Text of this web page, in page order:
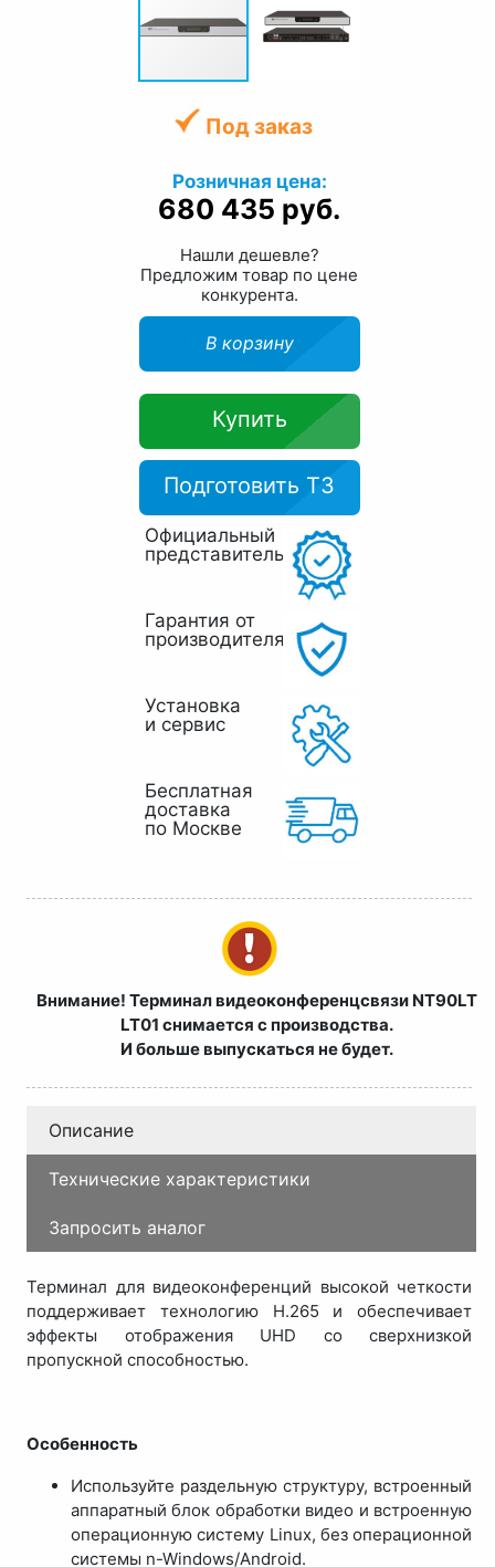
Под заказ
Розничная цена:
680 435 руб.
Нашли дешевле?
Предложим товар по цене
конкурента.
В корзину
Купить
Подготовить ТЗ
Официальный
представитель
Гарантия от
производителя
Установка
и сервис
Бесплатная
доставка
по Москве
Внимание! Терминал видеоконференцсвязи NT90LT
LT01 снимается с производства.
И больше выпускаться не будет.
Описание
Технические характеристики
Запросить аналог
Терминал для видеоконференций высокой четкости
поддерживает технологию H.265 и обеспечивает
эффекты отображения UHD со сверхнизкой
пропускной способностью.
Особенность
Используйте раздельную структуру, встроенный
аппаратный блок обработки видео и встроенную
операционную систему Linux, без операционной
системы n-Windows/Android.